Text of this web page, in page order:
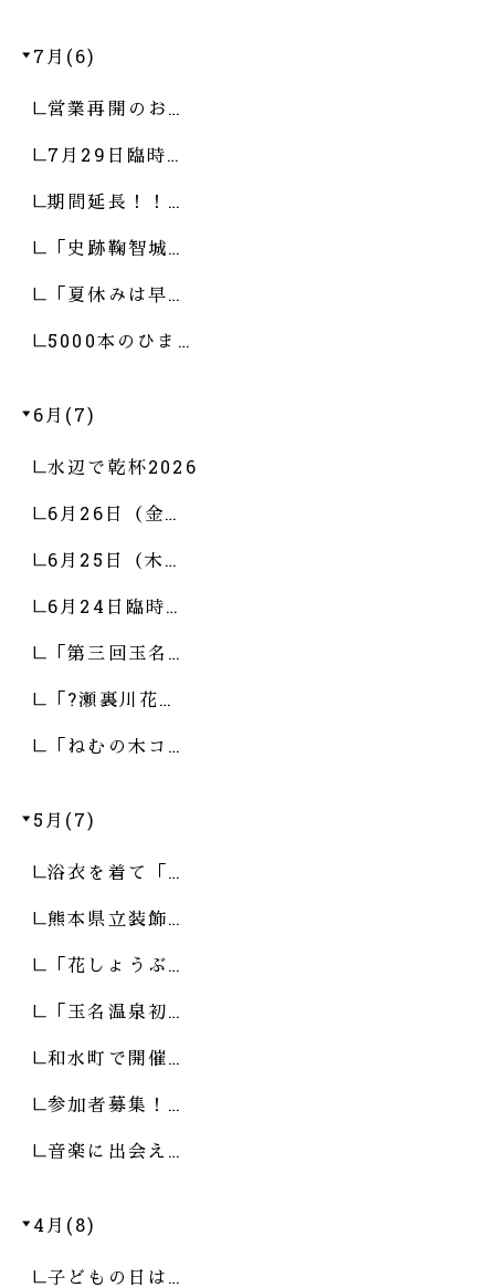
7月(6)
営業再開のお…
7月29日臨時…
期間延長！！…
「史跡鞠智城…
「夏休みは早…
5000本のひま…
6月(7)
水辺で乾杯2026
6月26日（金…
6月25日（木…
6月24日臨時…
「第三回玉名…
「?瀬裏川花…
「ねむの木コ…
5月(7)
浴衣を着て「…
熊本県立装飾…
「花しょうぶ…
「玉名温泉初…
和水町で開催…
参加者募集！…
音楽に出会え…
4月(8)
子どもの日は…